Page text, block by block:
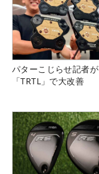
パターこじらせ記者が
「TRTL」で大改善